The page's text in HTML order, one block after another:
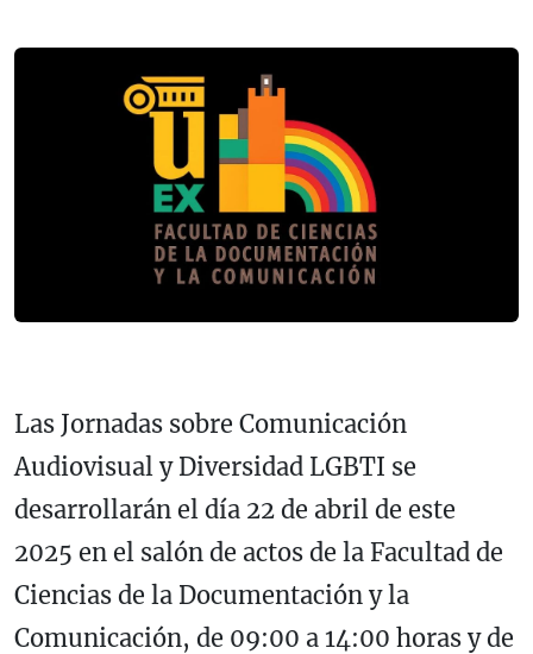
Las Jornadas sobre Comunicación
Audiovisual y Diversidad LGBTI se
desarrollarán el día 22 de abril de este
2025 en el salón de actos de la Facultad de
Ciencias de la Documentación y la
Comunicación, de 09:00 a 14:00 horas y de